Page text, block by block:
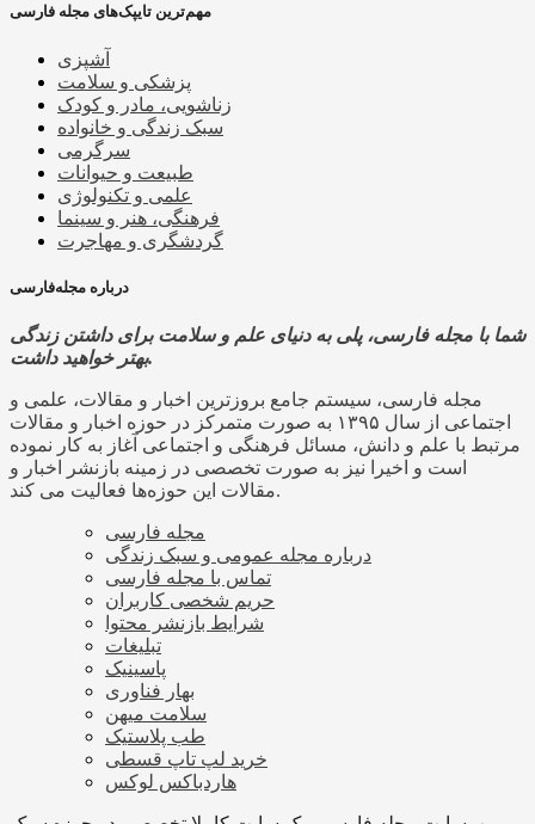
مهم‌ترین تایپک‌های مجله فارسی
آشپزی
پزشکی و سلامت
زناشویی، مادر و کودک
سبک زندگی و خانواده
سرگرمی
طبیعت و حیوانات
علمی و تکنولوژی
فرهنگی، هنر و سینما
گردشگری و مهاجرت
درباره مجله‌فارسی
شما با مجله فارسی، پلی به دنیای علم و سلامت برای داشتن زندگی
بهتر خواهید داشت.
مجله فارسی، سیستم جامع بروزترین اخبار و مقالات، علمی و
اجتماعی از سال ۱۳۹۵ به صورت متمرکز در حوزه اخبار و مقالات
مرتبط با علم و دانش، مسائل فرهنگی و اجتماعی آغاز به کار نموده
است و اخیرا نیز به صورت تخصصی در زمینه بازنشر اخبار و
مقالات این حوزه‌ها فعالیت می کند.
مجله فارسی
درباره مجله عمومی و سبک زندگی
تماس با مجله فارسی
حریم شخصی کاربران
شرایط بازنشر محتوا
تبلیغات
پاسینیک
بهار فناوری
سلامت میهن
طب پلاستیک
خرید لپ تاپ قسطی
هاردباکس لوکس